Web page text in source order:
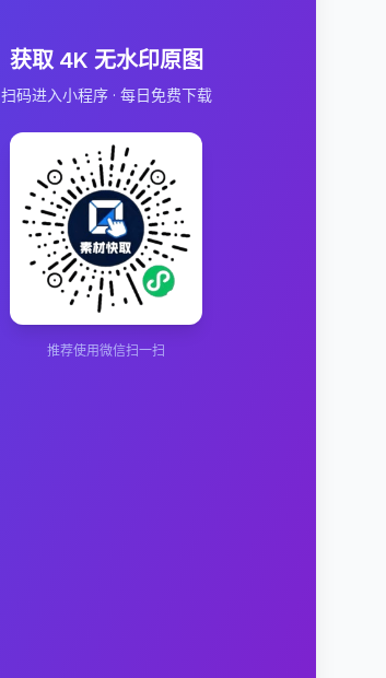
获取 4K 无水印原图
扫码进入小程序 · 每日免费下载
推荐使用微信扫一扫